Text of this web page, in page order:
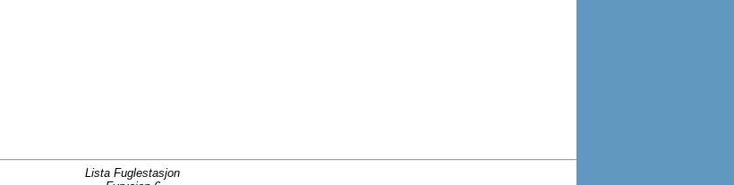
Lista Fuglestasjon